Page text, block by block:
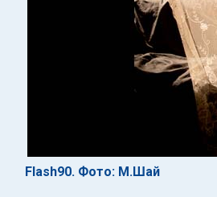
Flash90. Фото: М.Шай